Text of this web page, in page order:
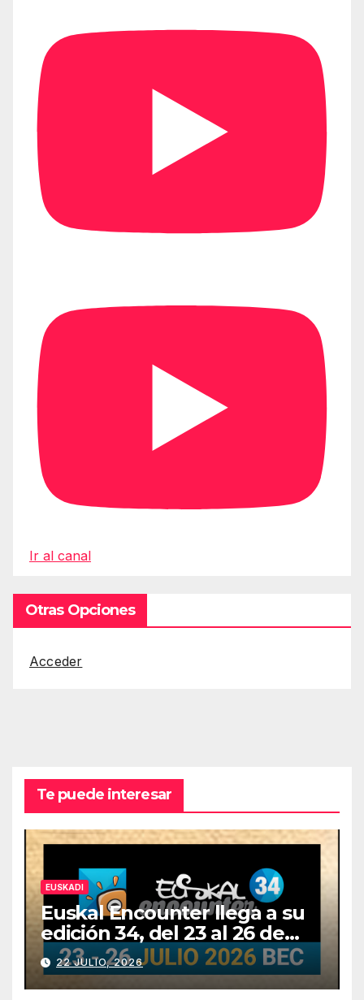
Ir al canal
Otras Opciones
Acceder
Te puede interesar
EUSKADI
Euskal Encounter llega a su
edición 34, del 23 al 26 de
julio
22 JULIO, 2026